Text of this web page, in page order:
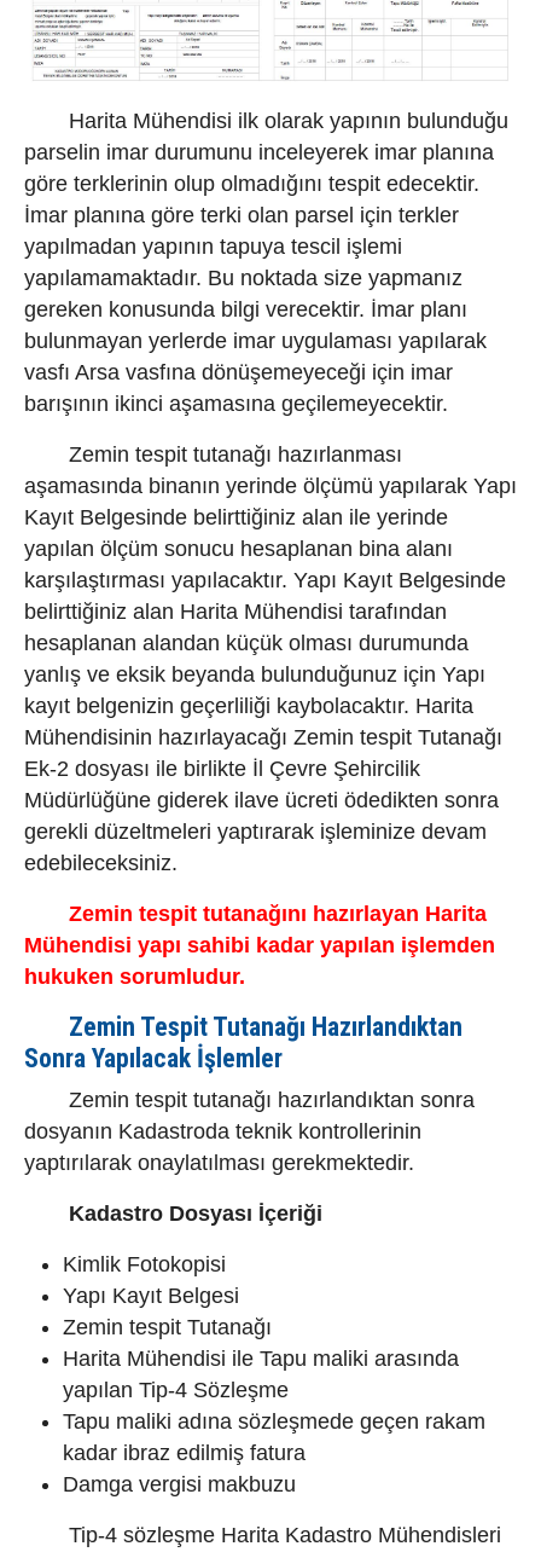
Harita Mühendisi ilk olarak yapının bulunduğu
parselin imar durumunu inceleyerek imar planına
göre terklerinin olup olmadığını tespit edecektir.
İmar planına göre terki olan parsel için terkler
yapılmadan yapının tapuya tescil işlemi
yapılamamaktadır. Bu noktada size yapmanız
gereken konusunda bilgi verecektir. İmar planı
bulunmayan yerlerde imar uygulaması yapılarak
vasfı Arsa vasfına dönüşemeyeceği için imar
barışının ikinci aşamasına geçilemeyecektir.
Zemin tespit tutanağı hazırlanması
aşamasında binanın yerinde ölçümü yapılarak Yapı
Kayıt Belgesinde belirttiğiniz alan ile yerinde
yapılan ölçüm sonucu hesaplanan bina alanı
karşılaştırması yapılacaktır. Yapı Kayıt Belgesinde
belirttiğiniz alan Harita Mühendisi tarafından
hesaplanan alandan küçük olması durumunda
yanlış ve eksik beyanda bulunduğunuz için Yapı
kayıt belgenizin geçerliliği kaybolacaktır. Harita
Mühendisinin hazırlayacağı Zemin tespit Tutanağı
Ek-2 dosyası ile birlikte İl Çevre Şehircilik
Müdürlüğüne giderek ilave ücreti ödedikten sonra
gerekli düzeltmeleri yaptırarak işleminize devam
edebileceksiniz.
Zemin tespit tutanağını hazırlayan Harita
Mühendisi yapı sahibi kadar yapılan işlemden
hukuken sorumludur.
Zemin Tespit Tutanağı Hazırlandıktan
Sonra Yapılacak İşlemler
Zemin tespit tutanağı hazırlandıktan sonra
dosyanın Kadastroda teknik kontrollerinin
yaptırılarak onaylatılması gerekmektedir.
Kadastro Dosyası İçeriği
Kimlik Fotokopisi
Yapı Kayıt Belgesi
Zemin tespit Tutanağı
Harita Mühendisi ile Tapu maliki arasında
yapılan Tip-4 Sözleşme
Tapu maliki adına sözleşmede geçen rakam
kadar ibraz edilmiş fatura
Damga vergisi makbuzu
Tip-4 sözleşme Harita Kadastro Mühendisleri